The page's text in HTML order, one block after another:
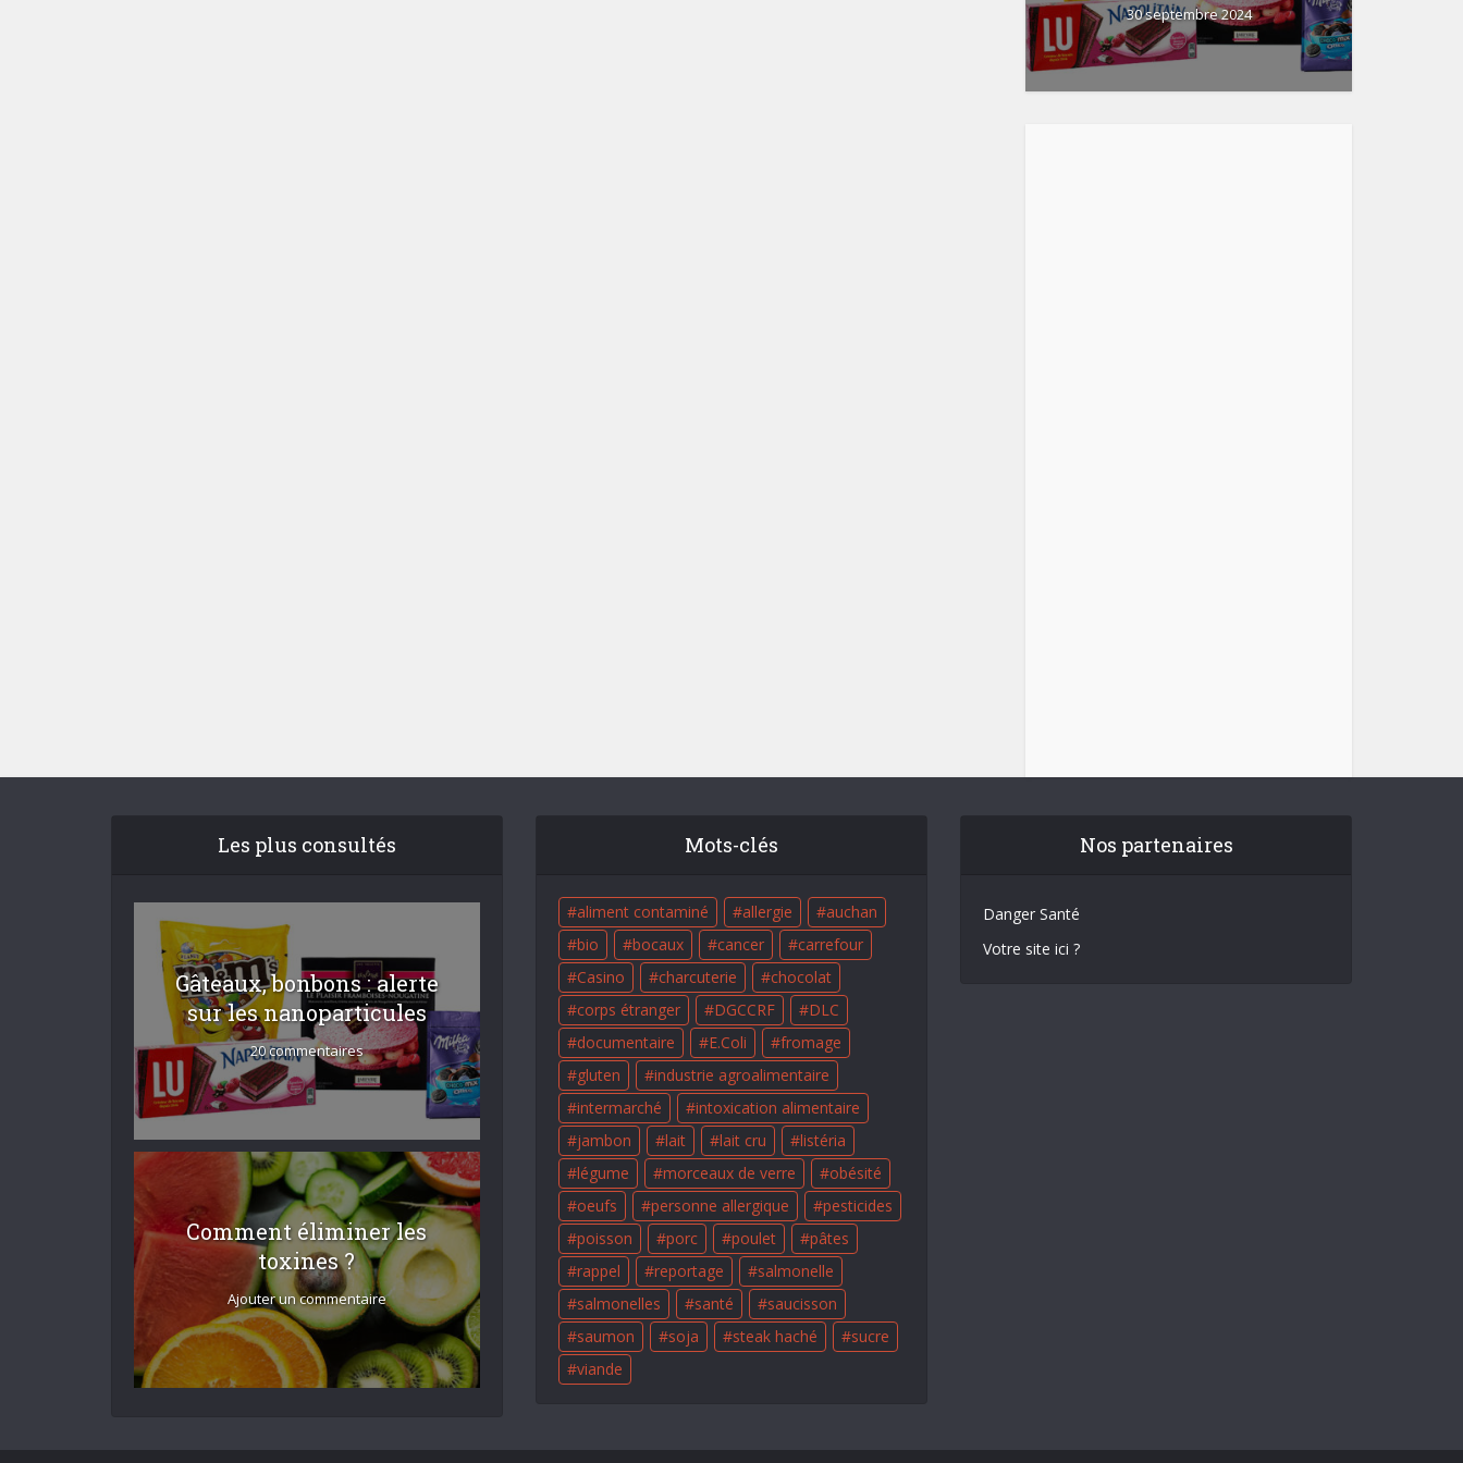
30 septembre 2024
Les plus consultés
Gâteaux, bonbons : alerte
sur les nanoparticules
20 commentaires
Comment éliminer les
toxines ?
Ajouter un commentaire
Mots-clés
aliment contaminé allergie
auchan
bio
bocaux cancer
carrefour
Casino
charcuterie
chocolat
corps étranger
DGCCRF
DLC
documentaire
E.Coli
fromage
gluten
industrie agroalimentaire
intermarché
intoxication alimentaire
jambon
lait lait cru
listéria
légume
morceaux de verre
obésité
oeufs
personne allergique
pesticides
poisson
porc poulet
pâtes
rappel
reportage
salmonelle
salmonelles
santé
saucisson
saumon
soja steak haché
sucre
viande
Nos partenaires
Danger Santé
Votre site ici ?